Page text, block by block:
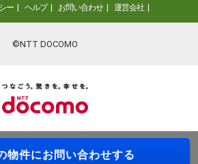
ー ヘルプ お問い合わせ 運営会社
©NTT DOCOMO
物件にお問い合わせする